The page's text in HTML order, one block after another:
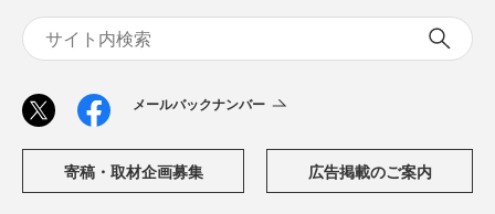
メールバックナンバー
寄稿・取材企画募集 広告掲載のご案内